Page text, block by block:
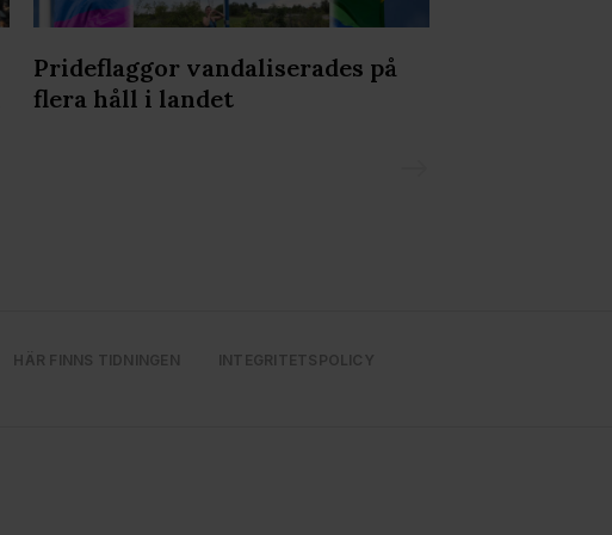
Prideflaggor vandaliserades på
flera håll i landet
HÄR FINNS TIDNINGEN
INTEGRITETSPOLICY